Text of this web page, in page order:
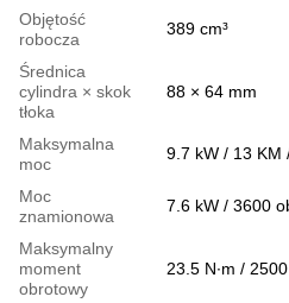
Objętość
robocza
389 cm³
Średnica
cylindra × skok
tłoka
88 × 64 mm
Maksymalna
moc
9.7 kW / 13 KM
Moc
znamionowa
7.6 kW / 3600
Maksymalny
moment
obrotowy
23.5 N∙m /